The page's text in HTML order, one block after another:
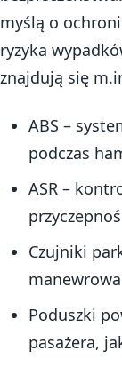
myślą o
ryzyka
znajdują się
ABS –
podczas
ASR –
Czujniki
Poduszki
pasażera,